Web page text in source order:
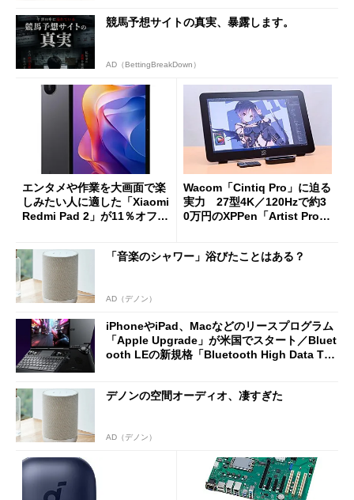
競馬予想サイトの真実、暴露します。
AD（BettingBreakDown）
エンタメや作業を大画面で楽
しみたい人に適した「Xiaomi
Redmi Pad 2」が11％オフの
Wacom「Cintiq Pro」に迫る
実力 27型4K／120Hzで約3
0万円のXPPen「Artist Pro 2
「音楽のシャワー」浴びたことはある？
AD（デノン）
iPhoneやiPad、Macなどのリースプログラム
「Apple Upgrade」が米国でスタート／Bluet
ooth LEの新規格「Bluetooth High Data Thr
デノンの空間オーディオ、凄すぎた
AD（デノン）